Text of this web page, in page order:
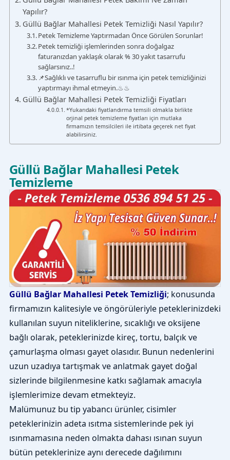
Yapılır?
Güllü Bağlar Mahallesi Petek Temizliği Nasıl Yapılır?
Petek Temizleme Yaptırmadan Önce Görülen Sorunlar!
Petek temizliği işlemlerinden sonra doğalgaz
faturanızdan yaklaşık olarak % 30 yakıt tasarrufu
sağlarsınız..!
📌Sağlıklı ve tasarruflu bir ısınma için petek temizliğinizi
yaptırmayı ihmal etmeyin.♨♨
Güllü Bağlar Mahallesi Petek Temizliği Fiyatları
*Yukarıdaki fiyatlandırma temsili olmakla birlikte
orjinal petek temizleme fiyatları için mutlaka
firmamızın temsilcileri ile irtibata geçerek net fiyat
alabilirsiniz.
Güllü Bağlar Mahallesi Petek
Temizleme
Güllü Bağlar Mahallesi Petek Temizliği; konusunda
firmamızın kalitesiyle ve öngörüleriyle peteklerinizdeki
kullanılan suyun niteliklerine, sıcaklığı ve oksijene
bağlı olarak, peteklerinizde kireç, tortu, balçık ve
çamurlaşma olması gayet olasıdır. Bunun nedenlerini
uzun uzadıya tartışmak ve anlatmak gayet doğal
sizlerinde bilgilenmesine katkı sağlamak amacıyla
işlemlerimize devam etmekteyiz.
Malümunuz bu tip yabancı ürünler, cisimler
peteklerinizin adeta ısıtma sistemlerinde pek iyi
ısınmamasına neden olmakta dahası ısınan suyun
bütün peteklerinize aynı derecede dağılımını